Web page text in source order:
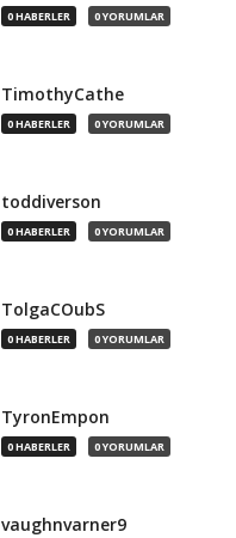
0 HABERLER 0 YORUMLAR
TimothyCathe
0 HABERLER 0 YORUMLAR
toddiverson
0 HABERLER 0 YORUMLAR
TolgaCOubS
0 HABERLER 0 YORUMLAR
TyronEmpon
0 HABERLER 0 YORUMLAR
vaughnvarner9